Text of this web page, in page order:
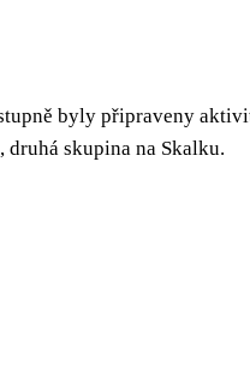
byly připraveny
druhá skupina na Skalku.